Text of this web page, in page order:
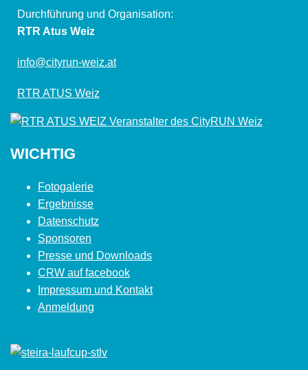
Durchführung und Organisation:
RTR Atus Weiz
info@cityrun-weiz.at
RTR ATUS Weiz
WICHTIG
Fotogalerie
Ergebnisse
Datenschutz
Sponsoren
Presse und Downloads
CRW auf facebook
Impressum und Kontakt
Anmeldung